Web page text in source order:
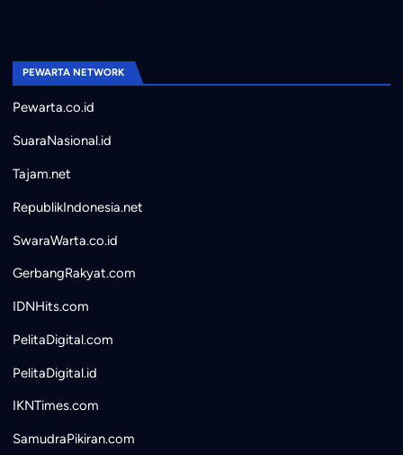
PEWARTA NETWORK
Pewarta.co.id
SuaraNasional.id
Tajam.net
RepublikIndonesia.net
SwaraWarta.co.id
GerbangRakyat.com
IDNHits.com
PelitaDigital.com
PelitaDigital.id
IKNTimes.com
SamudraPikiran.com